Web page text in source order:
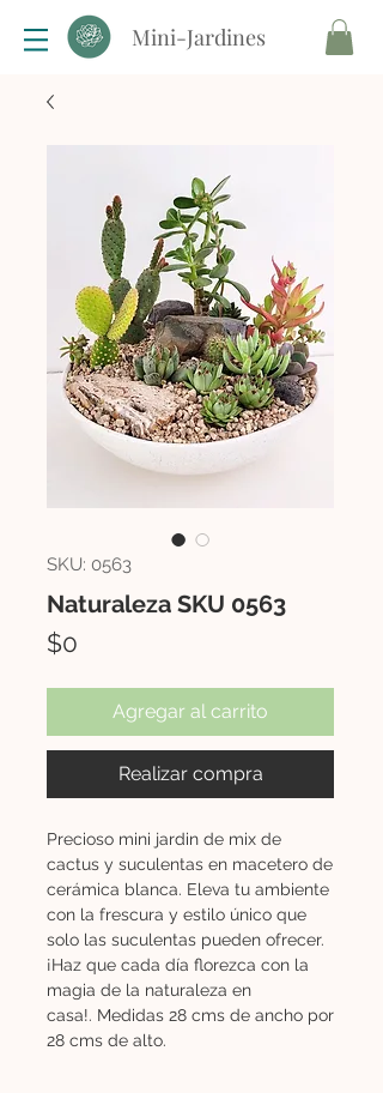
Mini-Jardines
SKU: 0563
Naturaleza SKU 0563
$0
Agregar al carrito
Realizar compra
Precioso mini jardin de mix de
cactus y suculentas en macetero de
cerámica blanca. Eleva tu ambiente
con la frescura y estilo único que
solo las suculentas pueden ofrecer.
¡Haz que cada día florezca con la
magia de la naturaleza en
casa!. Medidas 28 cms de ancho por
28 cms de alto.